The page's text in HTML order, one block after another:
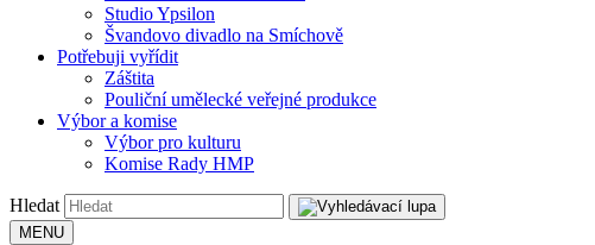
Studio Ypsilon
Švandovo divadlo na Smíchově
Potřebuji vyřídit
Záštita
Pouliční umělecké veřejné produkce
Výbor a komise
Výbor pro kulturu
Komise Rady HMP
Hledat
MENU